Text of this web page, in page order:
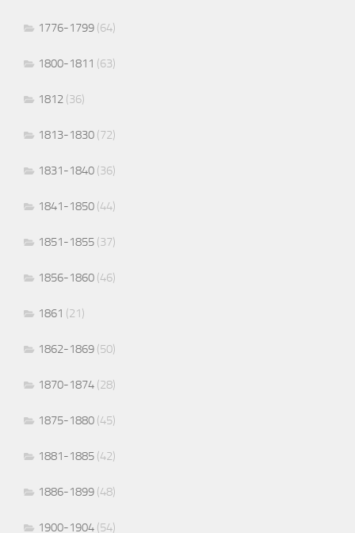
1776-1799 (64)
1800-1811 (63)
1812 (36)
1813-1830 (72)
1831-1840 (36)
1841-1850 (44)
1851-1855 (37)
1856-1860 (46)
1861 (21)
1862-1869 (50)
1870-1874 (28)
1875-1880 (45)
1881-1885 (42)
1886-1899 (48)
1900-1904 (54)